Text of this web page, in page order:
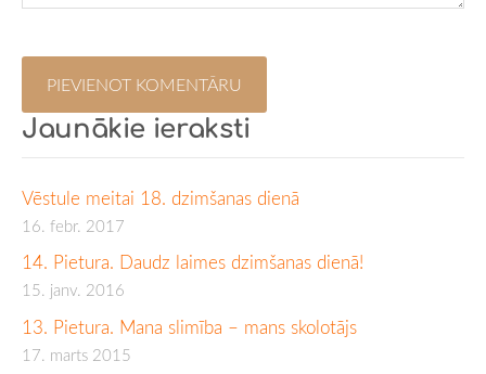
Jaunākie ieraksti
Vēstule meitai 18. dzimšanas dienā
16. febr. 2017
14. Pietura. Daudz laimes dzimšanas dienā!
15. janv. 2016
13. Pietura. Mana slimība – mans skolotājs
17. marts 2015